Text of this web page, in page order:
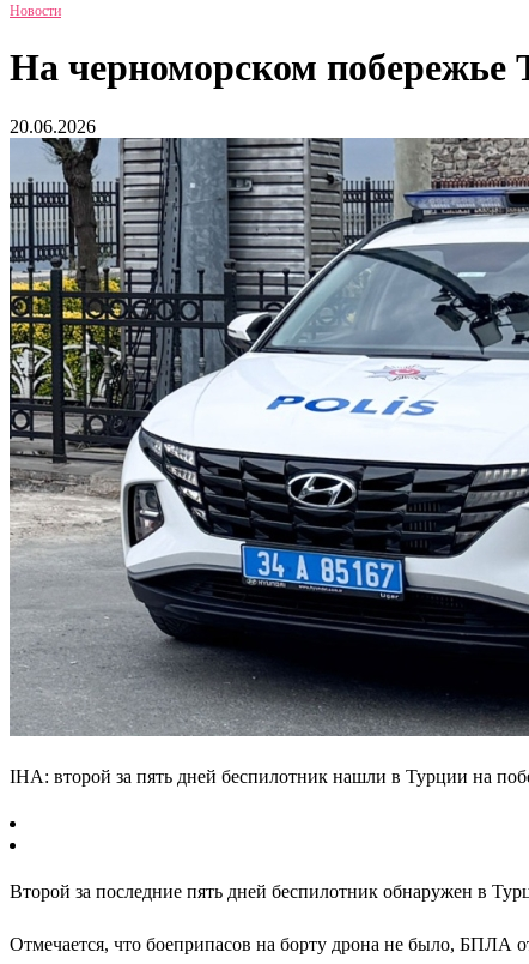
Новости
На черноморском
20.06.2026
IHA: второй за пять дней беспилотник нашли в Турции на
Второй за последние пять дней беспилотник обнаружен в
Отмечается, что боеприпасов на борту дрона не было, БПЛА